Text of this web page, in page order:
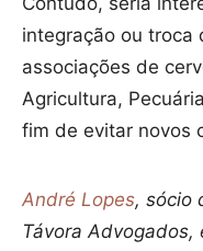
integração ou troca
associações de
Agricultura,
fim de evitar novos
André Lopes, sócio
Távora Advogados,